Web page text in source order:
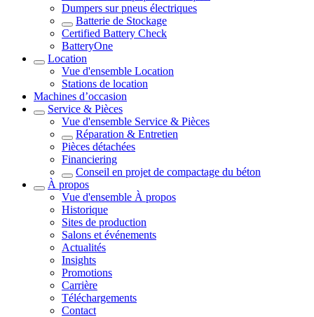
Dumpers sur pneus électriques
Batterie de Stockage
Certified Battery Check
BatteryOne
Location
Vue d'ensemble Location
Stations de location
Machines d’occasion
Service & Pièces
Vue d'ensemble Service & Pièces
Réparation & Entretien
Pièces détachées
Financiering
Conseil en projet de compactage du béton
À propos
Vue d'ensemble À propos
Historique
Sites de production
Salons et événements
Actualités
Insights
Promotions
Carrière
Téléchargements
Contact